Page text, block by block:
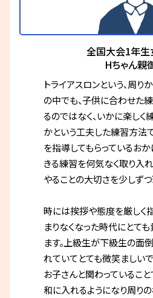
全国大会1年
Hちゃん親
トライアスロンという、周
の中でも、子供に合わせた
るのではなく、いかに楽しく
かという工夫した練習方法
を指導してもらっているお
きる練習を何気なく取り入
やることの大切さを少しずつ
時には挨拶や態度を厳しく
まりなくなった時代にとて
ます。上級生が下級生の面
れていてとても微笑ましい
お子さんと関わっているこ
和に入れるようになり周り